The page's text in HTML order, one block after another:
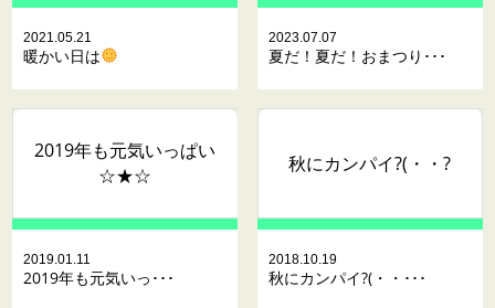
2021.05.21
暖かい日は
2023.07.07
夏だ！夏だ！おまつり･･･
2019年も元気いっぱい
☆★☆
2019.01.11
2019年も元気いっ･･･
秋にカンパイ?(・・?
2018.10.19
秋にカンパイ?(・・･･･